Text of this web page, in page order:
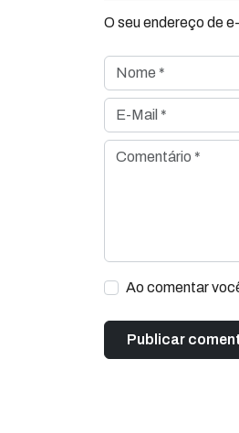
O seu endereço de
Nome *
E-Mail *
Comentário *
Ao comentar